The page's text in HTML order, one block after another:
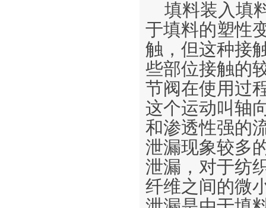
填料装入填
于填料的塑性
触，但这种接
些部位接触的
节阀在使用过
这个运动叫轴
和渗透性强的
泄漏现象较多
泄漏，对于纺
纤维之间的微